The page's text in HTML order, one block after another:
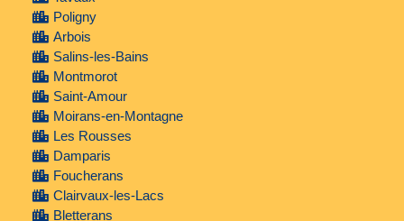
Poligny
Arbois
Salins-les-Bains
Montmorot
Saint-Amour
Moirans-en-Montagne
Les Rousses
Damparis
Foucherans
Clairvaux-les-Lacs
Bletterans